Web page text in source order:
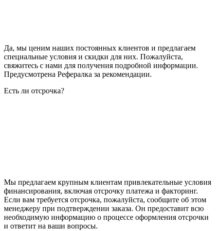
Да, мы ценим наших постоянных клиентов и предлагаем
специальные условия и скидки для них. Пожалуйста,
свяжитесь с нами для получения подробной информации.
Предусмотрена Рефералка за рекомендации.
Есть ли отсрочка?
Мы предлагаем крупным клиентам привлекательные условия
финансирования, включая отсрочку платежа и факторинг.
Если вам требуется отсрочка, пожалуйста, сообщите об этом
менеджеру при подтверждении заказа. Он предоставит всю
необходимую информацию о процессе оформления отсрочки
и ответит на ваши вопросы.